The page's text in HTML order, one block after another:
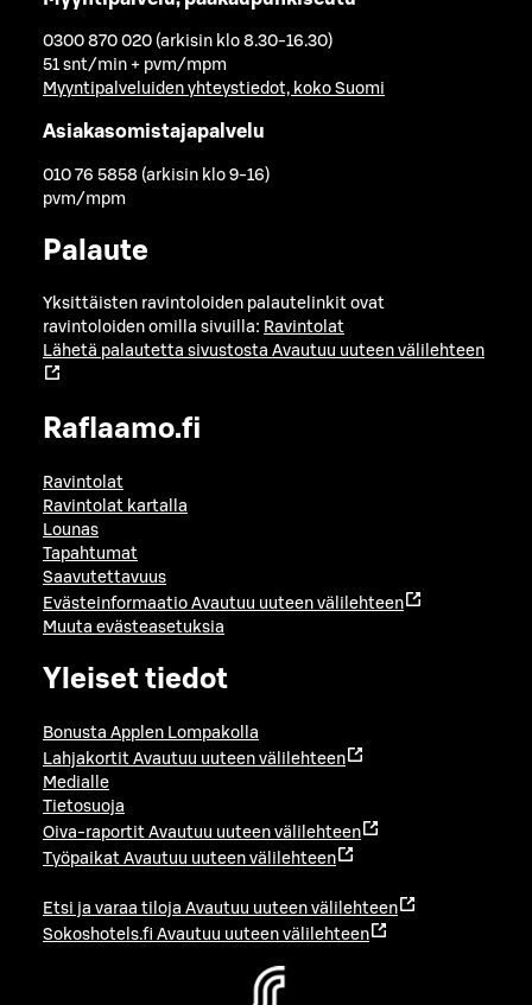
0300 870 020 (arkisin klo 8.30-16.30)
51 snt/min + pvm/mpm
Myyntipalveluiden yhteystiedot, koko Suomi
Asiakasomistajapalvelu
010 76 5858 (arkisin klo 9-16)
pvm/mpm
Palaute
Yksittäisten ravintoloiden palautelinkit ovat
ravintoloiden omilla sivuilla: Ravintolat
Lähetä palautetta sivustosta Avautuu uuteen välilehteen
Raflaamo.fi
Ravintolat
Ravintolat kartalla
Lounas
Tapahtumat
Saavutettavuus
Evästeinformaatio Avautuu uuteen välilehteen
Muuta evästeasetuksia
Yleiset tiedot
Bonusta Applen Lompakolla
Lahjakortit Avautuu uuteen välilehteen
Medialle
Tietosuoja
Oiva-raportit Avautuu uuteen välilehteen
Työpaikat Avautuu uuteen välilehteen
Etsi ja varaa tiloja Avautuu uuteen välilehteen
Sokoshotels.fi Avautuu uuteen välilehteen